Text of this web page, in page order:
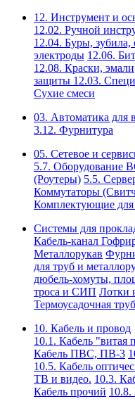
12. Инструмент и
12.02. Ручной
12.04. Буры, зубила,
электроды 12.06.
12.08. Краски, эмали
защиты 12.03.
Сухие смеси
03. Автоматика для
3.12. Фурнитура
05. Сетевое и
5.7. Оборудование
(Роутеры) 5.5.
Коммутаторы
Комплектующие
Системы для
Кабель-канал
Металлорукав
для труб и
дюбель-хомуты,
троса и СИП Лотки
Термоусадочная
10. Кабель и провод
10.1. Кабель "витая
Кабель ПВС, ПВ-3
10.5. Кабель
ТВ и видео. 10.3.
Кабель прочий